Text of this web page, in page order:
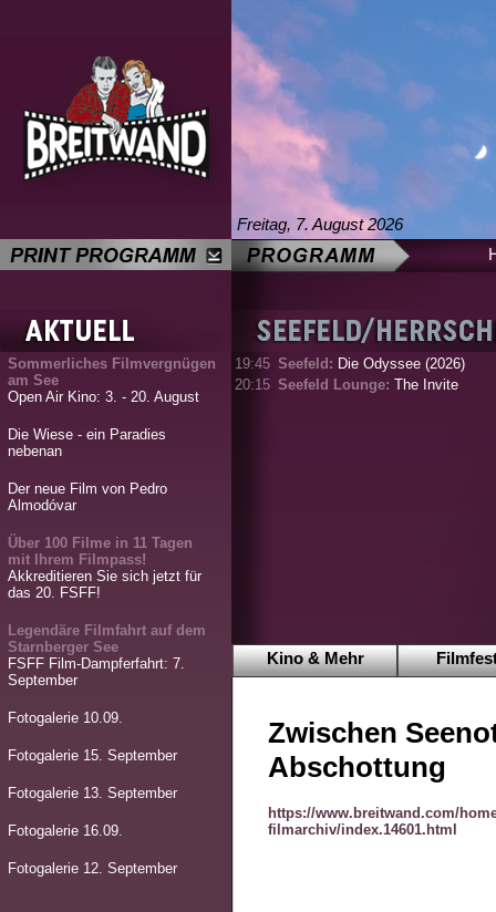
Freitag, 7. August 2026
Sommerliches Filmvergnügen
am See
Open Air Kino: 3. - 20. August
Die Wiese - ein Paradies
nebenan
Der neue Film von Pedro
Almodóvar
Über 100 Filme in 11 Tagen
mit Ihrem Filmpass!
Akkreditieren Sie sich jetzt für
das 20. FSFF!
Legendäre Filmfahrt auf dem
Starnberger See
FSFF Film-Dampferfahrt: 7.
September
Fotogalerie 10.09.
Fotogalerie 15. September
Fotogalerie 13. September
Fotogalerie 16.09.
Fotogalerie 12. September
19:45 Seefeld: Die Odyssee (2026)
20:15 Seefeld Lounge: The Invite
Kino & Mehr
Zwischen
Abschottung
https://www.breitwand.com/
filmarchiv/index.14601.html